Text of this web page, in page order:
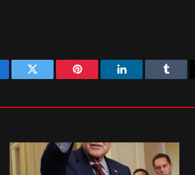
Twitter Pinterest LinkedIn Tumblr